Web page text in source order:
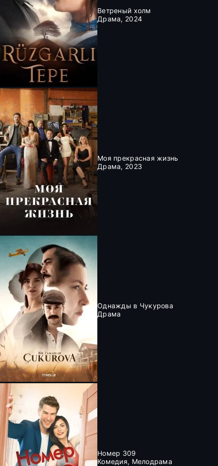
Ветреный холм
Драма, 2024
Моя прекрасная жизнь
Драма, 2023
Однажды в Чукурова
Драма
Номер 309
Комедия, Мелодрама